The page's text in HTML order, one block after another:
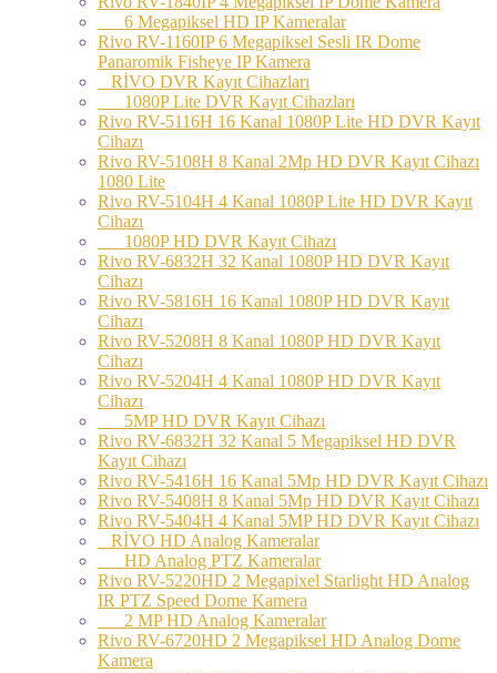
6 Megapiksel HD IP Kameralar
Rivo RV-1160IP 6 Megapiksel Sesli IR Dome
Panaromik Fisheye IP Kamera
RİVO DVR Kayıt Cihazları
1080P Lite DVR Kayıt Cihazları
Rivo RV-5116H 16 Kanal 1080P Lite HD DVR Kayıt
Cihazı
Rivo RV-5108H 8 Kanal 2Mp HD DVR Kayıt Cihazı
1080 Lite
Rivo RV-5104H 4 Kanal 1080P Lite HD DVR Kayıt
Cihazı
1080P HD DVR Kayıt Cihazı
Rivo RV-6832H 32 Kanal 1080P HD DVR Kayıt
Cihazı
Rivo RV-5816H 16 Kanal 1080P HD DVR Kayıt
Cihazı
Rivo RV-5208H 8 Kanal 1080P HD DVR Kayıt
Cihazı
Rivo RV-5204H 4 Kanal 1080P HD DVR Kayıt
Cihazı
5MP HD DVR Kayıt Cihazı
Rivo RV-6832H 32 Kanal 5 Megapiksel HD DVR
Kayıt Cihazı
Rivo RV-5416H 16 Kanal 5Mp HD DVR Kayıt Cihazı
Rivo RV-5408H 8 Kanal 5Mp HD DVR Kayıt Cihazı
Rivo RV-5404H 4 Kanal 5MP HD DVR Kayıt Cihazı
RİVO HD Analog Kameralar
HD Analog PTZ Kameralar
Rivo RV-5220HD 2 Megapixel Starlight HD Analog
IR PTZ Speed Dome Kamera
2 MP HD Analog Kameralar
Rivo RV-6720HD 2 Megapiksel HD Analog Dome
Kamera